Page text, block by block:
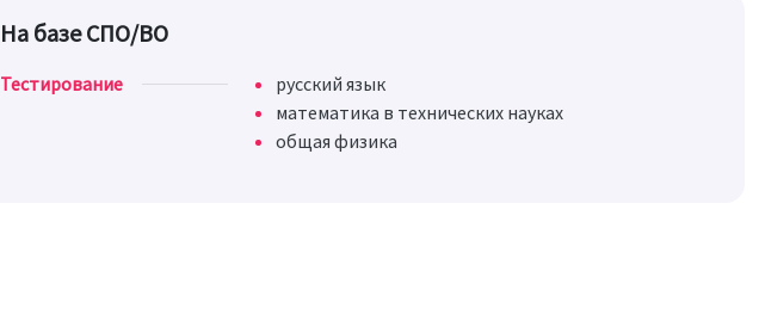
На базе СПО/ВО
Тестирование
русский язык
математика в технических науках
общая физика